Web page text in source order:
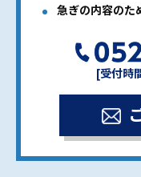
急ぎの内容のた
[受付時